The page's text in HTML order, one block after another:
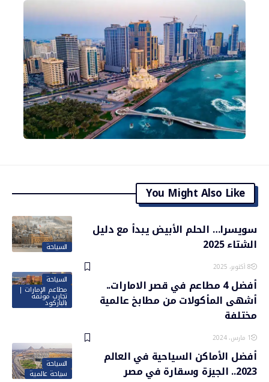
You Might Also Like
السياحة
سويسرا… الحلم الأبيض يبدأ مع دليل
الشتاء 2025
8 أكتوبر، 2025
السياحة
مطاعم الإمارات |
تجارب موثقة
بالباركود
أفضل 4 مطاعم في قصر الامارات..
أشهى المأكولات من مطابخ عالمية
مختلفة
1 مارس، 2024
السياحة
سياحة عالمية
أفضل الأماكن السياحية في العالم
2023.. الجيزة وسقارة في مصر